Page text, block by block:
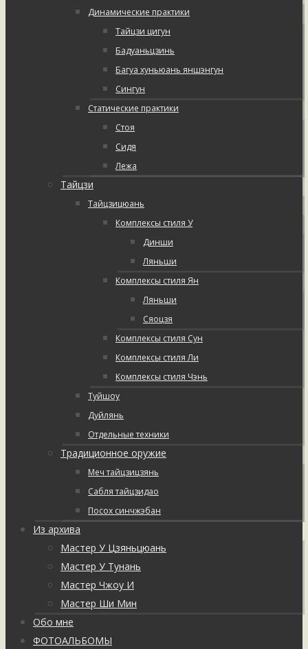
Динамические практики
Тайцзи цигун
Бадуаньцзинь
Багуа хуньюань яншэнгун
Сингун
Статические практики
Стоя
Сидя
Лежа
Тайцзи
Тайцзицюань
Комплексы стиля У
Динши
Ляньши
Комплексы стиля Ян
Ляньши
Сяоцзя
Комплексы стиля Сун
Комплексы стиля Ли
Комплексы стиля Чэнь
Туйшоу
Дуйлянь
Отдельные техники
Традиционное оружие
Меч тайцзицзянь
Сабля тайцзидао
Посох синчжэбан
Из архива
Мастер У Цзяньцюань
Мастер У Тунань
Мастер Чжоу И
Мастер Ши Мин
Обо мне
ФОТОАЛЬБОМЫ